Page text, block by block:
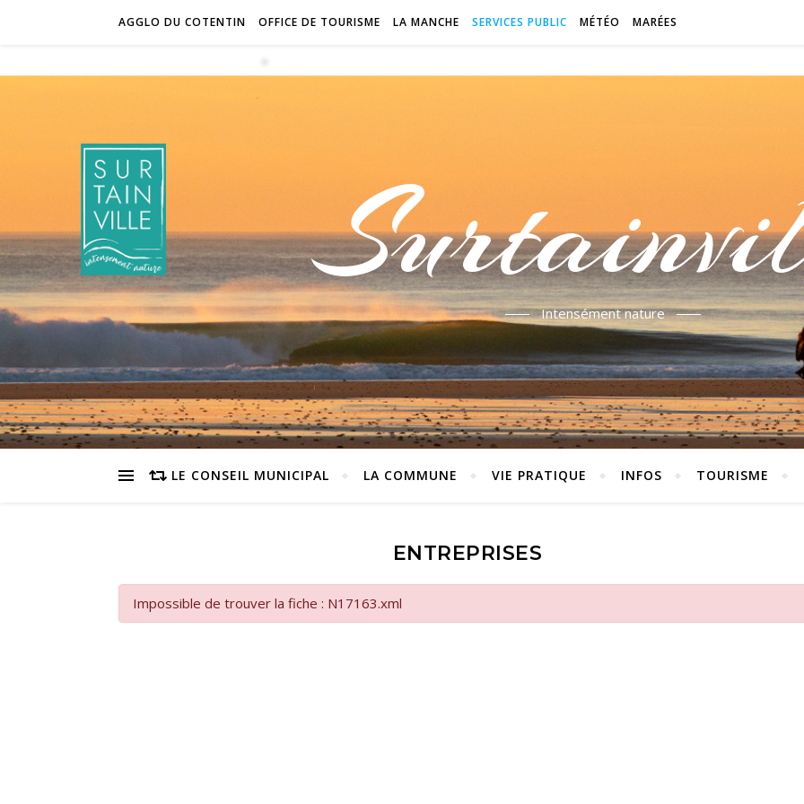
AGGLO DU COTENTIN OFFICE DE TOURISME LA MANCHE SERVICES PUBLIC MÉTÉO MARÉES
Intensément nature
LE CONSEIL MUNICIPAL LA COMMUNE VIE PRATIQUE INFOS TOURISME
ENTREPRISES
Impossible de trouver la fiche : N17163.xml